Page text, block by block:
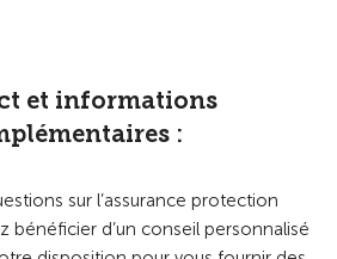
et informations
:
sur l’assurance protection
bénéficier d’un conseil personnalisé